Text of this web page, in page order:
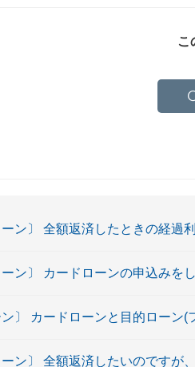
こ
ーン〕 全額返済したときの経過
ーン〕 カードローンの申込みを
ン〕 カードローンと目的ローン
ーン〕 全額返済したいのですが